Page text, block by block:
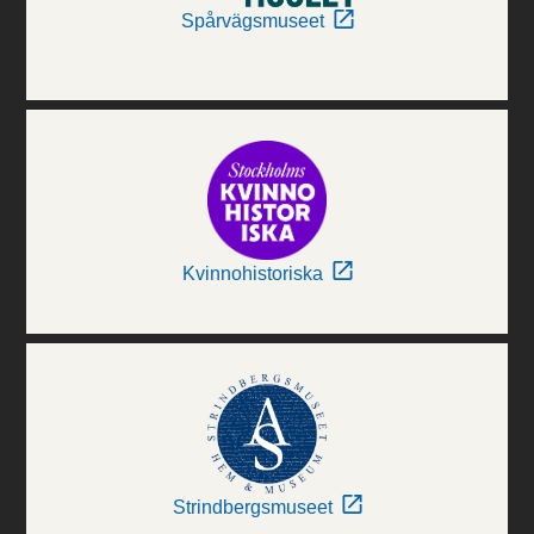
Spårvägsmuseet
Kvinnohistoriska
Strindbergsmuseet